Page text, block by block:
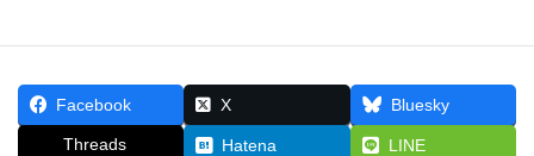
Facebook X Bluesky
Threads Hatena LINE